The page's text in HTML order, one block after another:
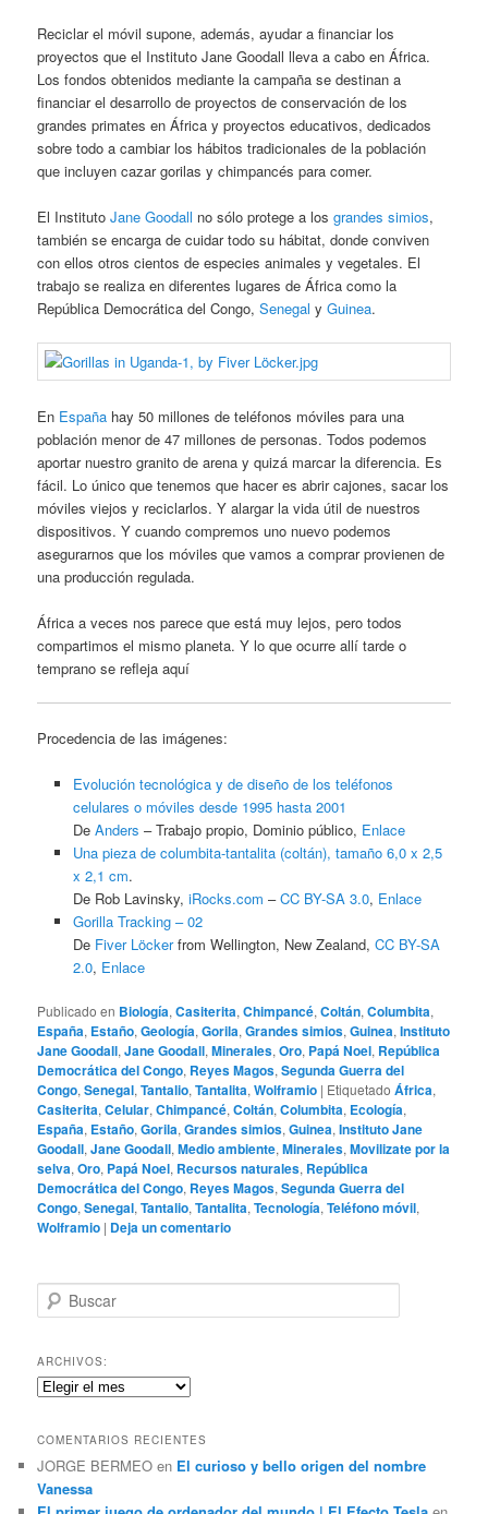
Reciclar el móvil supone, además, ayudar a financiar los
proyectos que el Instituto Jane Goodall lleva a cabo en África.
Los fondos obtenidos mediante la campaña se destinan a
financiar el desarrollo de proyectos de conservación de los
grandes primates en África y proyectos educativos, dedicados
sobre todo a cambiar los hábitos tradicionales de la población
que incluyen cazar gorilas y chimpancés para comer.
El InstitutoJane Goodall no sólo protege a losgrandes simios,
también se encarga de cuidar todo su hábitat, donde conviven
con ellos otros cientos de especies animales y vegetales. El
trabajo se realiza en diferentes lugares de África como la
República Democrática del Congo,Senegal yGuinea.
En España hay 50 millones de teléfonos móviles para una
población menor de 47 millones de personas. Todos podemos
aportar nuestro granito de arena y quizá marcar la diferencia. Es
fácil. Lo único que tenemos que hacer es abrir cajones, sacar los
móviles viejos y reciclarlos. Y alargar la vida útil de nuestros
dispositivos. Y cuando compremos uno nuevo podemos
asegurarnos que los móviles que vamos a comprar provienen de
una producción regulada.
África a veces nos parece que está muy lejos, pero todos
compartimos el mismo planeta. Y lo que ocurre allí tarde o
temprano se refleja aquí
Procedencia de las imágenes:
Evolución tecnológica y de diseño de los teléfonos
celulares o móviles desde 1995 hasta 2001
De Anders –Trabajo propio, Dominio público, Enlace
Una pieza de columbita-tantalita (coltán), tamaño 6,0 x 2,5
x 2,1 cm.
De Rob Lavinsky, iRocks.com –CC BY-SA 3.0, Enlace
Gorilla Tracking – 02
De Fiver Löckerfrom Wellington, New Zealand, CC BY-SA
2.0, Enlace
Publicado en Biología,Casiterita,Chimpancé,Coltán,Columbita,
España, Estaño,Geología,Gorila,Grandes simios,Guinea,Instituto
Jane Goodall,Jane Goodall,Minerales,Oro, Papá Noel, República
Democrática del Congo, Reyes Magos,Segunda Guerra del
Congo,Senegal,Tantalio,Tantalita,Wolframio | Etiquetado África,
Casiterita,Celular,Chimpancé,Coltán,Columbita, Ecología,
España, Estaño,Gorila,Grandes simios,Guinea,Instituto Jane
Goodall,Jane Goodall,Medio ambiente,Minerales,Movilizate por la
selva,Oro, Papá Noel, Recursos naturales, República
Democrática del Congo, Reyes Magos,Segunda Guerra del
Congo,Senegal,Tantalio,Tantalita,Tecnología,Teléfono móvil,
Wolframio | Deja un comentario
u
c
a
r
ARCHIVOS:
Archivos:
COMENTARIOS RECIENTES
JORGE BERMEO en El curioso y bello origen del nombre
Vanessa